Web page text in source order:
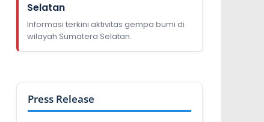
Selatan
Informasi terkini aktivitas gempa bumi di
wilayah Sumatera Selatan.
Press Release